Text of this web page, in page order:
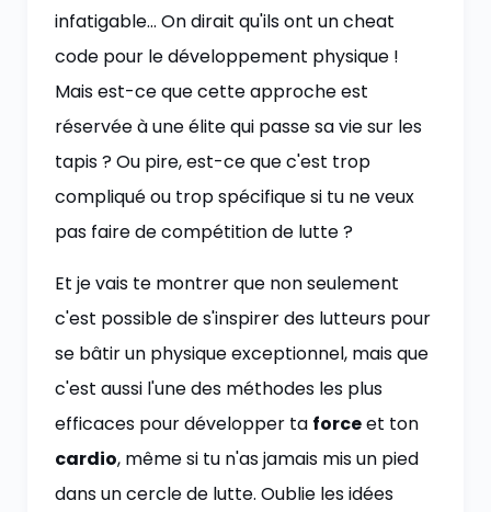
infatigable… On dirait qu'ils ont un cheat
code pour le développement physique !
Mais est-ce que cette approche est
réservée à une élite qui passe sa vie sur les
tapis ? Ou pire, est-ce que c'est trop
compliqué ou trop spécifique si tu ne veux
pas faire de compétition de lutte ?
Et je vais te montrer que non seulement
c'est possible de s'inspirer des lutteurs pour
se bâtir un physique exceptionnel, mais que
c'est aussi l'une des méthodes les plus
efficaces pour développer ta forceet ton
cardio, même si tu n'as jamais mis un pied
dans un cercle de lutte. Oublie les idées